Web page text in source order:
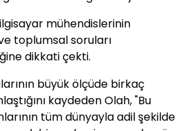
mühendislerinin
toplumsal soruları
dikkati çekti.
büyük ölçüde birkaç
kaydeden Olah, "Bu
tüm dünyayla adil şekilde